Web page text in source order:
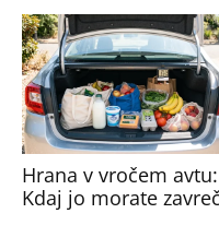
Hrana v vročem avtu:
Kdaj jo morate